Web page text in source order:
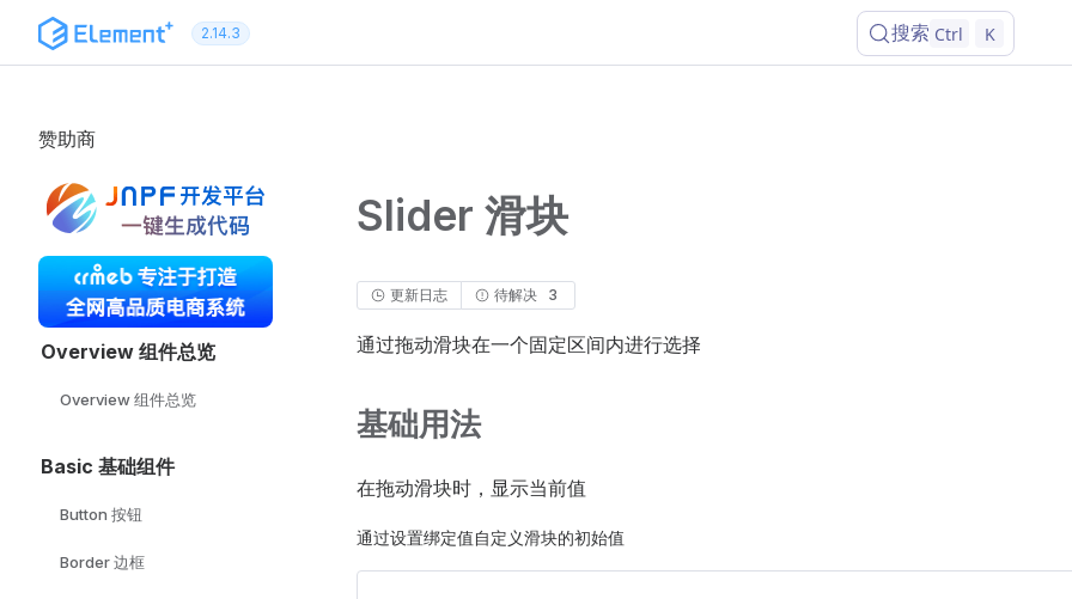
跳转到内容 2.14.3 搜索 Ctrl K
赞助商
Overview 组件总览
Overview 组件总览
Basic 基础组件
Button 按钮
Border 边框
Slider 滑块
更新日志 待解决 3
通过拖动滑块在一个固定区间内进行选择
基础用法
在拖动滑块时，显示当前值
通过设置绑定值自定义滑块的初始值